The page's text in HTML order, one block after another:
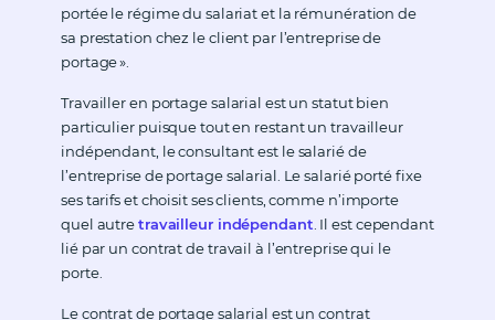
portée le régime du salariat et la rémunération de
sa prestation chez le client par l’entreprise de
portage ».
Travailler en portage salarial est un statut bien
particulier puisque tout en restant un travailleur
indépendant, le consultant est le salarié de
l’entreprise de portage salarial. Le salarié porté fixe
ses tarifs et choisit ses clients, comme n’importe
quel autretravailleur indépendant . Il est cependant
lié par un contrat de travail à l’entreprise qui le
porte.
Le contrat de portage salarial est un contrat